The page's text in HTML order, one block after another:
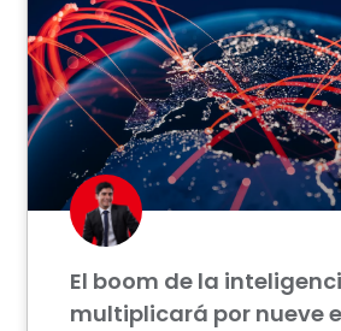
El boom de la
multiplicará por nueve